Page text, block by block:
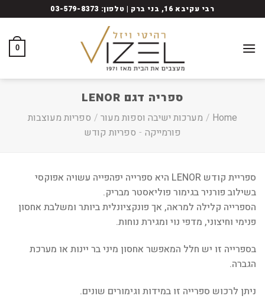
to
רבי עקיבא 16, בני ברק | טלפון: 03-579-8373
0
ספריה דגם LENOR
Home
/ מערכות ישיבה וספות מעור / ספריות מעוצבות
פורמייקה - ספריות קודש
ספריית קודש LENOR היא ספרייה יפהפייה עשויה אפוקסי
בשילוב פורניר בגימור פוליאסטר מבריק.
הספרייה קלילה למראה, אך פונקציונלית ביותר ומשלבת אחסון
פנימי וחיצוני, מדפי נוי ומגירת נוחות.
בספרייה זו יש חלל המאפשר אחסון מיני בר יינות או מערכת
הגברה.
ניתן לרכוש ספרייה זו במידות וגימורים שונים.